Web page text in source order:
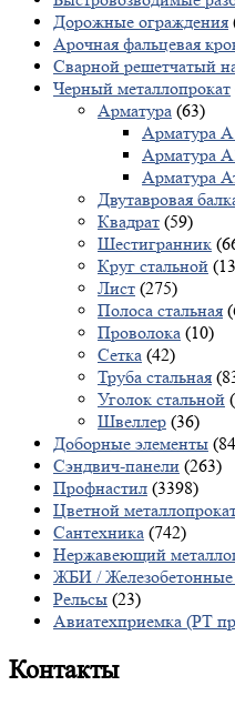
Дорожные ограждения
Арочная фальцевая
Сварной решетчатый
Черный металлопрокат
Арматура (63)
Арматура
Арматура
Арматура
Двутавровая
Квадрат (59)
Шестигранник
Круг стальной
Лист (275)
Полоса стальная
Проволока (10)
Сетка (42)
Труба стальная
Уголок стальной
Швеллер (36)
Доборные элементы
Сэндвич-панели (263)
Профнастил (3398)
Цветной
Сантехника (742)
Нержавеющий
ЖБИ / Железобетонные
Рельсы (23)
Авиатехприемка (РТ
Контакты